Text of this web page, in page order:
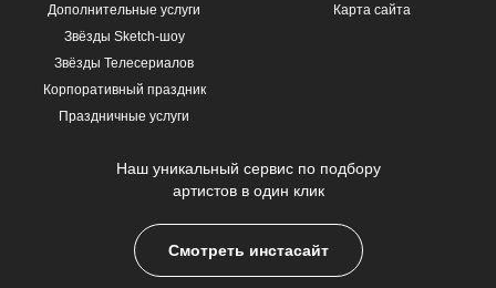
Дополнительные услуги
Звёзды Sketch-шоу
Звёзды Телесериалов
Корпоративный праздник
Праздничные услуги
Карта сайта
Наш уникальный сервис по подбору
артистов в один клик
Смотреть инстасайт